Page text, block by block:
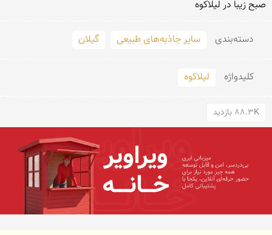
صبح زیبا در لیلاکوه
دسته‌بندی سایر جاذبه‌های طبیعی گیلان
کلید‌واژه لیلاکوه
88.3K بازدید